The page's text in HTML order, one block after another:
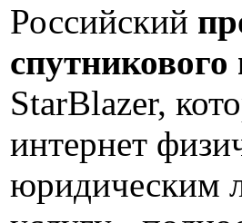
Российский
спутникового
StarBlazer,
интернет
юридическим